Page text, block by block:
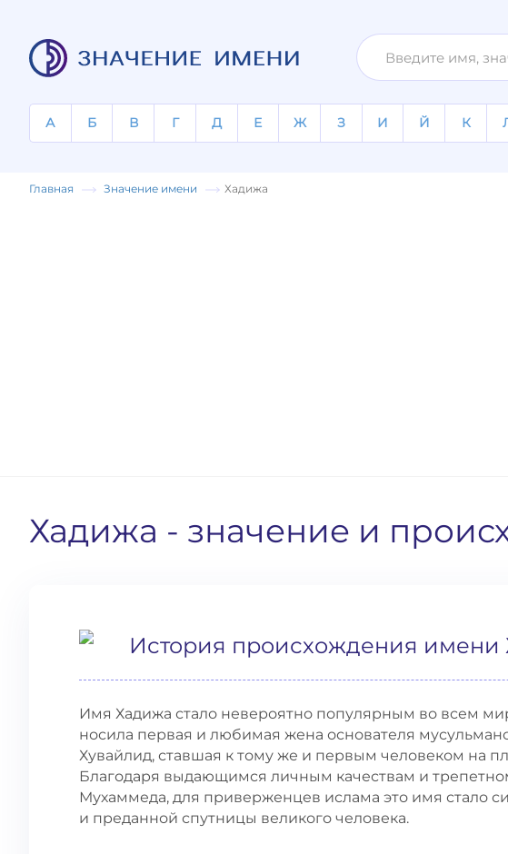
А Б В Г Д Е Ж З И Й К
Главная Значение имени Хадижа
Хадижа - значение и
История происхождения имени
Имя Хадижа стало невероятно популярным во всем
носила первая и любимая жена основателя
Хувайлид, ставшая к тому же и первым человеком на
Благодаря выдающимся личным качествам и
Мухаммеда, для приверженцев ислама это имя стало
и преданной спутницы великого человека.